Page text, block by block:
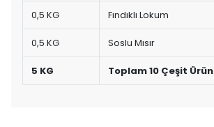
0,5 KG Fındıklı Lokum
0,5 KG Soslu Mısır
5 KG Toplam 10 Çeşit Ürün